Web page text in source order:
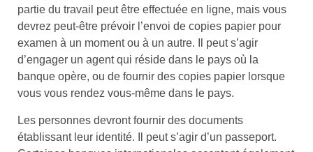
partie du travail peut être effectuée en ligne, mais vous
devrez peut-être prévoir l’envoi de copies papier pour
examen à un moment ou à un autre. Il peut s’agir
d’engager un agent qui réside dans le pays où la
banque opère, ou de fournir des copies papier lorsque
vous vous rendez vous-même dans le pays.
Les personnes devront fournir des documents
établissant leur identité. Il peut s’agir d’un passeport.